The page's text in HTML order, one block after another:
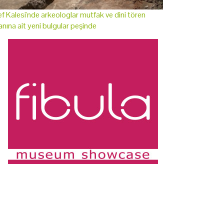
Kalesi'nde arkeologlar mutfak ve dini tören
ait yeni bulgular peşinde